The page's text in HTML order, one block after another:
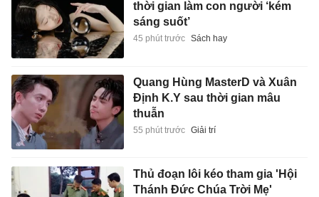
thời gian làm con người ‘kém
sáng suốt’
45 phút trước Sách hay
Quang Hùng MasterD và Xuân
Định K.Y sau thời gian mâu
thuẫn
55 phút trước Giải trí
Thủ đoạn lôi kéo tham gia 'Hội
Thánh Đức Chúa Trời Mẹ'